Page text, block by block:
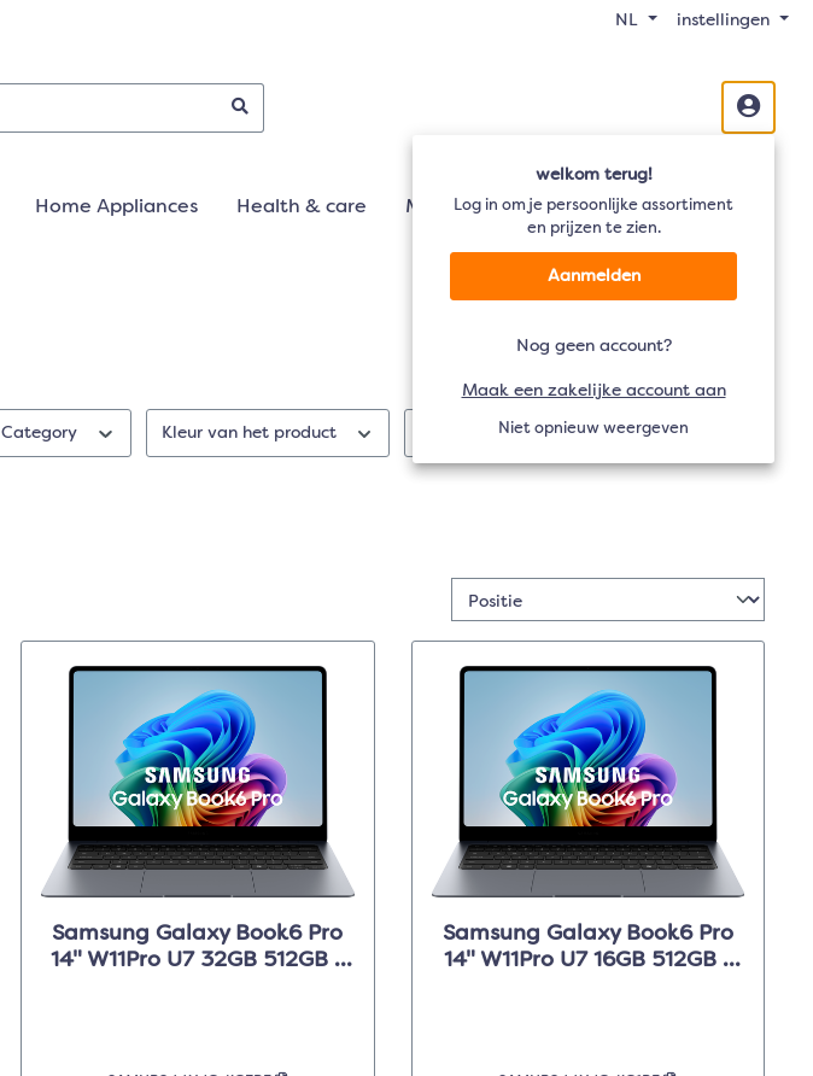
NL instellingen
welkom terug!
Log in om je persoonlijke assortiment
en prijzen te zien.
Aanmelden
Nog geen account?
Maak een zakelijke account aan
Niet opnieuw weergeven
Home Appliances Health & care Mobiliteit Audio TV
Category Kleur van het product Resolutie
Samsung Galaxy Book6 Pro
14" W11Pro U7 32GB 512GB -
Samsung Galaxy Book6 Pro
14" W11Pro U7 16GB 512GB -